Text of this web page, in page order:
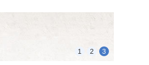
1 2 3